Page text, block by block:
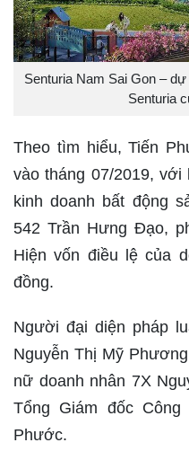
Senturia Nam Sai Gon –
Senturia
Theo tìm hiểu, Tiến
vào tháng 07/2019,
kinh doanh bất động
542 Trần Hưng Đạo,
Hiện vốn điều lệ của
đồng.
Người đại diện pháp
Nguyễn Thị Mỹ
nữ doanh nhân 7X
Tổng Giám đốc
Phước.